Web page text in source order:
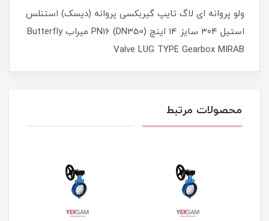
ولو پروانه ای لاگ تایپ گیربکسی پروانه (دیسک) استنلس
استیل ۳۰۴ سایز 14 اینچ (DN350) PN16 میراب Butterfly
Valve LUG TYPE Gearbox MIRAB
محصولات مرتبط